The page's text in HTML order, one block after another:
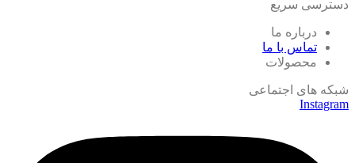
دسترسی سریع
درباره ما
تماس با ما
محصولات
شبکه های اجتماعی
Instagram